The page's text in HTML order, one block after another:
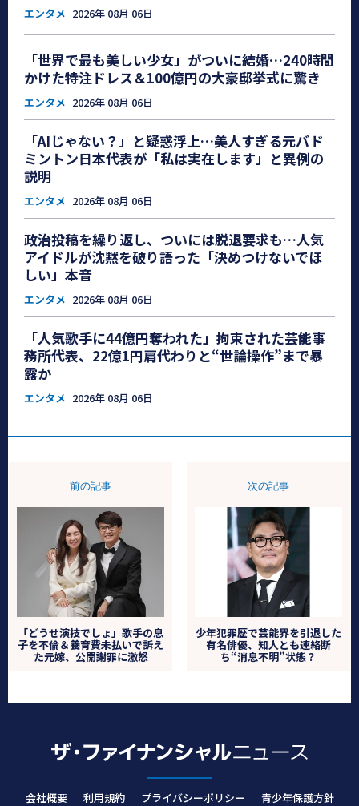
エンタメ 2026年 08月 06日
「世界で最も美しい少女」がついに結婚…240時間
かけた特注ドレス＆100億円の大豪邸挙式に驚き
エンタメ 2026年 08月 06日
「AIじゃない？」と疑惑浮上…美人すぎる元バド
ミントン日本代表が「私は実在します」と異例の
説明
エンタメ 2026年 08月 06日
政治投稿を繰り返し、ついには脱退要求も…人気
アイドルが沈黙を破り語った「決めつけないでほ
しい」本音
エンタメ 2026年 08月 06日
「人気歌手に44億円奪われた」拘束された芸能事
務所代表、22億1円肩代わりと“世論操作”まで暴
露か
エンタメ 2026年 08月 06日
前の記事
「どうせ演技でしょ」歌手の息
子を不倫＆養育費未払いで訴え
た元嫁、公開謝罪に激怒
次の記事
少年犯罪歴で芸能界を引退した
有名俳優、知人とも連絡断
ち“消息不明”状態？
会社概要 利用規約 プライバシーポリシー 青少年保護方針